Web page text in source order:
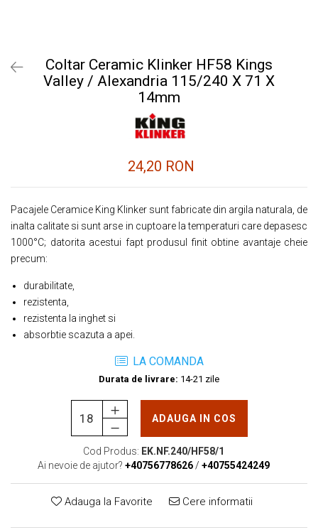
Coltar Ceramic Klinker HF58 Kings
Valley / Alexandria 115/240 X 71 X
14mm
24,20 RON
Pacajele Ceramice King Klinker sunt fabricate din argila naturala, de
inalta calitate si sunt arse in cuptoare la temperaturi care depasesc
1000°C; datorita acestui fapt produsul finit obtine avantaje cheie
precum:
durabilitate,
rezistenta,
rezistenta la inghet si
absorbtie scazuta a apei.
LA COMANDA
Durata de livrare: 14-21 zile
ADAUGA IN COS
Cod Produs: EK.NF.240/HF58/1
Ai nevoie de ajutor? +40756778626 / +40755424249
Adauga la Favorite Cere informatii